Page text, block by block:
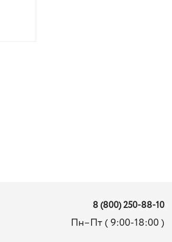
8 (800) 250-88-10
Пн–Пт ( 9:00-18:00 )